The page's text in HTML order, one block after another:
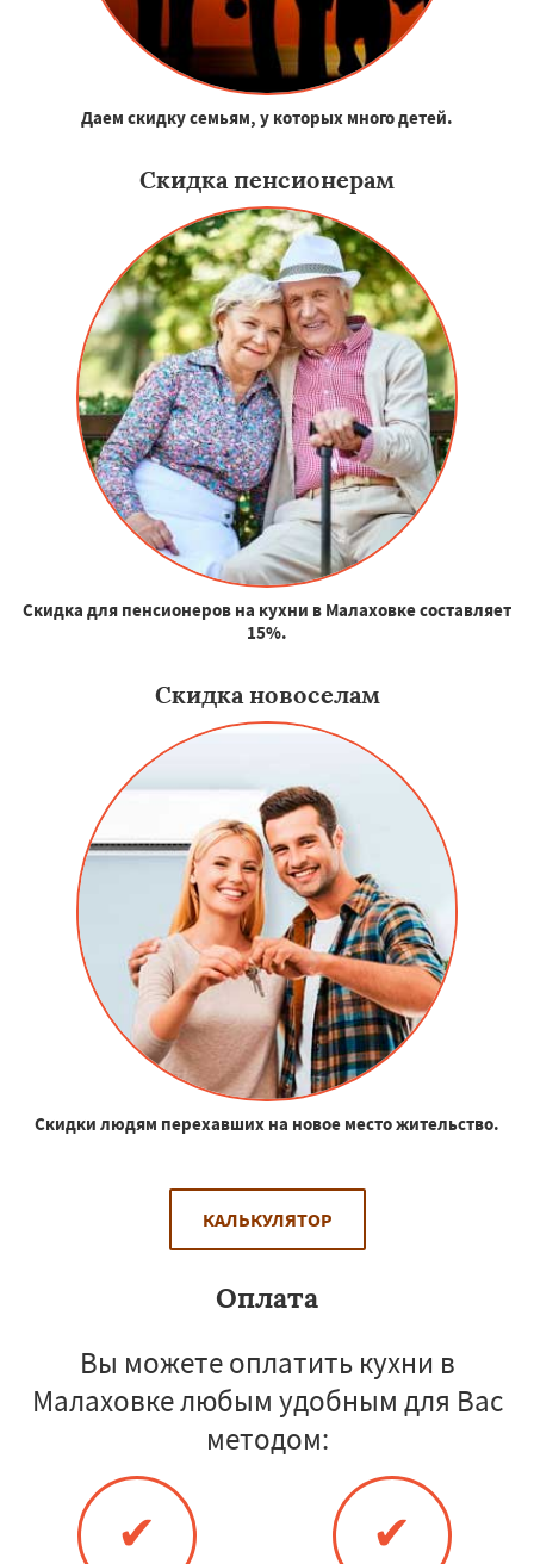
Даем скидку семьям, у которых много детей.
Скидка пенсионерам
Скидка для пенсионеров на кухни в Малаховке составляет
15%.
Скидка новоселам
Скидки людям перехавших на новое место жительство.
КАЛЬКУЛЯТОР
Оплата
Вы можете оплатить кухни в
Малаховке любым удобным для Вас
методом:
✔ ✔